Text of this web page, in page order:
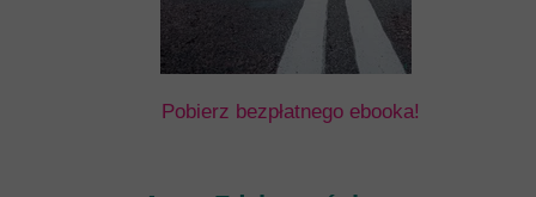
Pobierz bezpłatnego ebooka!